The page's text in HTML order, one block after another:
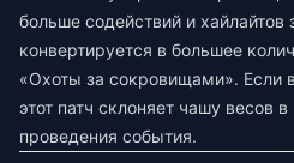
больше содействий и
конвертируется в большее
«Охоты за сокровищами». Если
этот патч склоняет чашу весов
проведения события.